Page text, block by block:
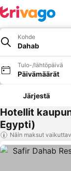
Kohde
Dahab
Tulo-/lähtöpäivä
Päivämäärät
Järjestä
Hotellit
Egypti)
Näin maksut